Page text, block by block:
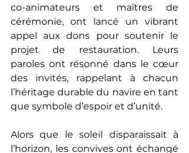
co-animateurs et maîtres de
cérémonie, ont lancé un vibrant
appel aux dons pour soutenir le
projet de restauration. Leurs
paroles ont résonné dans le cœur
des invités, rappelant à chacun
l’héritage durable du navire en tant
que symbole d’espoir et d’unité.
Alors que le soleil disparaissait à
l’horizon, les convives ont échangé